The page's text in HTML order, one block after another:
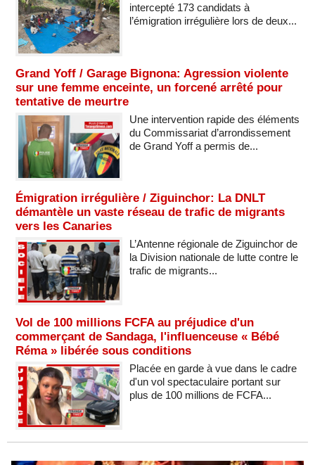
intercepté 173 candidats à
l’émigration irrégulière lors de deux...
Grand Yoff / Garage Bignona: Agression violente
sur une femme enceinte, un forcené arrêté pour
tentative de meurtre
Une intervention rapide des éléments
du Commissariat d’arrondissement
de Grand Yoff a permis de...
Émigration irrégulière / Ziguinchor: La DNLT
démantèle un vaste réseau de trafic de migrants
vers les Canaries
L’Antenne régionale de Ziguinchor de
la Division nationale de lutte contre le
trafic de migrants...
Vol de 100 millions FCFA au préjudice d'un
commerçant de Sandaga, l'influenceuse « Bébé
Réma » libérée sous conditions
Placée en garde à vue dans le cadre
d'un vol spectaculaire portant sur
plus de 100 millions de FCFA...